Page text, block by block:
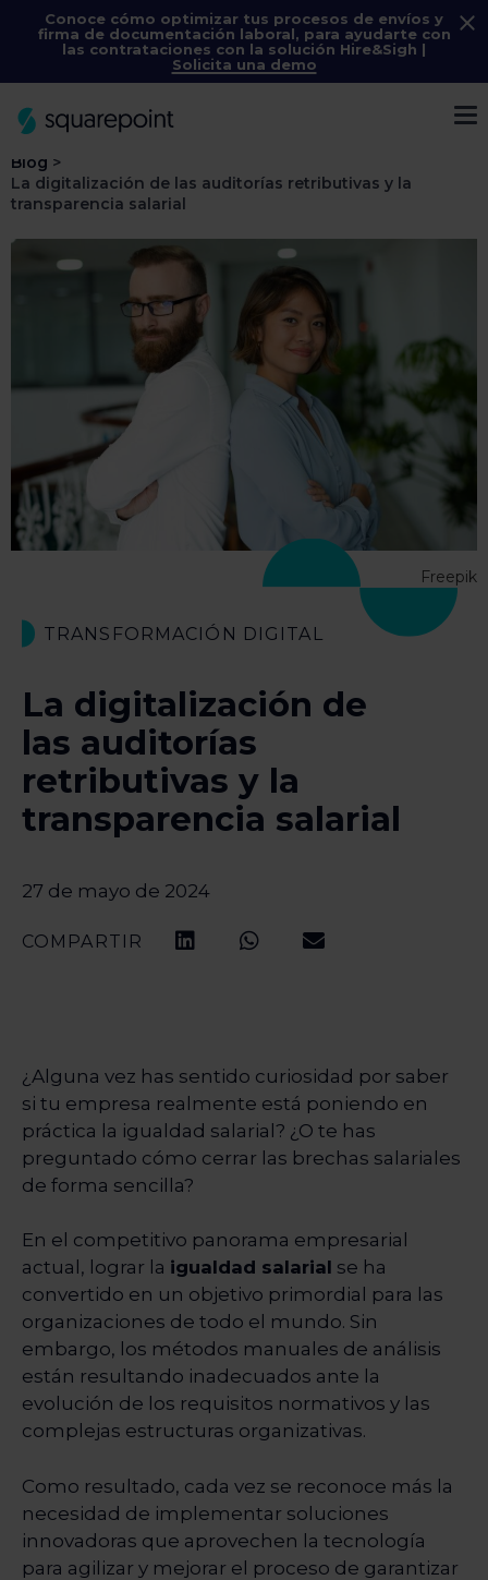
Conoce cómo optimizar tus procesos de envíos y
firma de documentación laboral, para ayudarte con
las contrataciones con la solución Hire&Sigh |
Solicita una demo
Blog >
La digitalización de las auditorías retributivas y la
transparencia salarial
TRANSFORMACIÓN DIGITAL
La digitalización de
las auditorías
retributivas y la
transparencia salarial
27 de mayo de 2024
COMPARTIR
Freepik
¿Alguna vez has sentido curiosidad por saber
si tu empresa realmente está poniendo en
práctica la igualdad salarial? ¿O te has
preguntado cómo cerrar las brechas salariales
de forma sencilla?
En el competitivo panorama empresarial
actual, lograr la igualdad salarial se ha
convertido en un objetivo primordial para las
organizaciones de todo el mundo. Sin
embargo, los métodos manuales de análisis
están resultando inadecuados ante la
evolución de los requisitos normativos y las
complejas estructuras organizativas.
Como resultado, cada vez se reconoce más la
necesidad de implementar soluciones
innovadoras que aprovechen la tecnología
para agilizar y mejorar el proceso de garantizar